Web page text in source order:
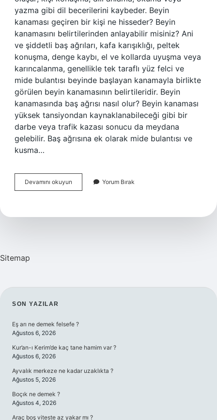
yazma gibi dil becerilerini kaybeder. Beyin
kanaması geçiren bir kişi ne hisseder? Beyin
kanamasını belirtilerinden anlayabilir misiniz? Ani
ve şiddetli baş ağrıları, kafa karışıklığı, peltek
konuşma, denge kaybı, el ve kollarda uyuşma veya
karıncalanma, genellikle tek taraflı yüz felci ve
mide bulantısı beyinde başlayan kanamayla birlikte
görülen beyin kanamasının belirtileridir. Beyin
kanamasında baş ağrısı nasıl olur? Beyin kanaması
yüksek tansiyondan kaynaklanabileceği gibi bir
darbe veya trafik kazası sonucu da meydana
gelebilir. Baş ağrısına ek olarak mide bulantısı ve
kusma…
Devamını okuyun
Kanaması
Olur
Yorum Bırak
Sitemap
SIDEBAR
SON YAZILAR
Eş arı ne demek felsefe ?
Ağustos 6, 2026
Kur’an-ı Kerim’de kaç tane hamim var ?
Ağustos 6, 2026
Ayvalık merkeze ne kadar uzaklıkta ?
Ağustos 5, 2026
Boçık ne demek ?
Ağustos 4, 2026
Araç boş viteste az yakar mı ?